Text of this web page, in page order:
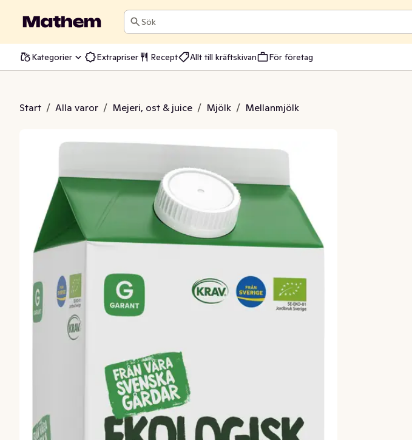
Sök
Kategorier Extrapriser Recept Allt till kräftskivan För företag
Start / Alla varor / Mejeri, ost & juice / Mjölk / Mellanmjölk
Hållbarhet 1.5% EKO/KRAV